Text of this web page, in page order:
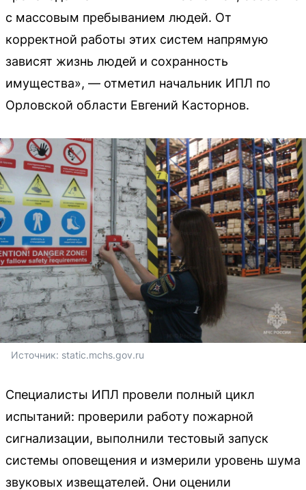
с массовым пребыванием людей. От
корректной работы этих систем напрямую
зависят жизнь людей и сохранность
имущества», — отметил начальник ИПЛ по
Орловской области Евгений Касторнов.
Источник: static.mchs.gov.ru
Специалисты ИПЛ провели полный цикл
испытаний: проверили работу пожарной
сигнализации, выполнили тестовый запуск
системы оповещения и измерили уровень шума
звуковых извещателей. Они оценили